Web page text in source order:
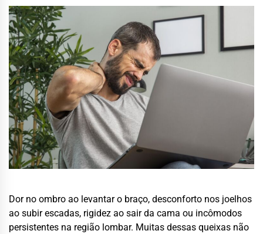
Dor no ombro ao levantar o braço, desconforto nos joelhos
ao subir escadas, rigidez ao sair da cama ou incômodos
persistentes na região lombar. Muitas dessas queixas não